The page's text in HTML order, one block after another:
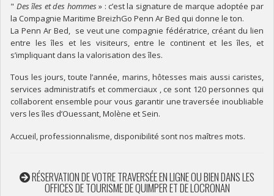
" Des îles et des hommes» : c’est la signature de marque adoptée par
la Compagnie Maritime BreizhGo Penn Ar Bed qui donne le ton.
La Penn Ar Bed, se veut une compagnie fédératrice, créant du lien
entre les îles et les visiteurs, entre le continent et les îles, et
s’impliquant dans la valorisation des îles.
Tous les jours, toute l’année, marins, hôtesses mais aussi caristes,
services administratifs et commerciaux , ce sont 120 personnes qui
collaborent ensemble pour vous garantir une traversée inoubliable
vers les îles d’Ouessant, Molène et Sein.
Accueil, professionnalisme, disponibilité sont nos maîtres mots.
RÉSERVATION DE VOTRE TRAVERSÉE EN LIGNE OU BIEN DANS LES
OFFICES DE TOURISME DE QUIMPER ET DE LOCRONAN